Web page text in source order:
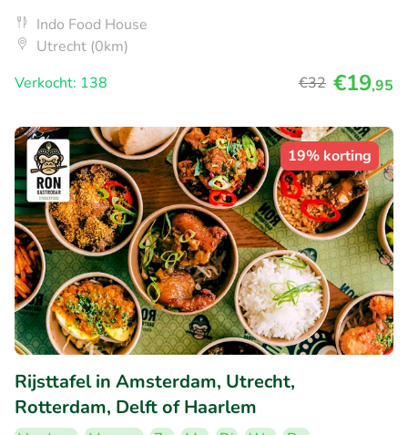
Indo Food House
Utrecht (0km)
Verkocht: 138
€32 €19,95
19% korting
Rijsttafel in Amsterdam, Utrecht,
Rotterdam, Delft of Haarlem